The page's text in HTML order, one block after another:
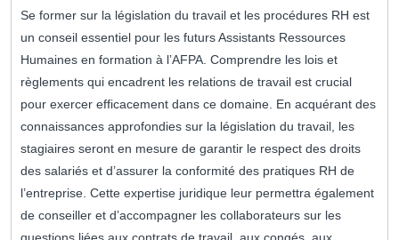
Se former sur la législation du travail et les procédures RH est
un conseil essentiel pour les futurs Assistants Ressources
Humaines en formation à l’AFPA. Comprendre les lois et
règlements qui encadrent les relations de travail est crucial
pour exercer efficacement dans ce domaine. En acquérant des
connaissances approfondies sur la législation du travail, les
stagiaires seront en mesure de garantir le respect des droits
des salariés et d’assurer la conformité des pratiques RH de
l’entreprise. Cette expertise juridique leur permettra également
de conseiller et d’accompagner les collaborateurs sur les